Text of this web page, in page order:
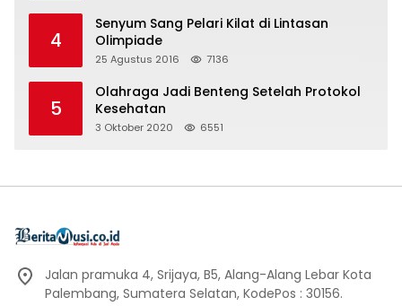
4
Senyum Sang Pelari Kilat di Lintasan
Olimpiade
25 Agustus 2016 7136
5
Olahraga Jadi Benteng Setelah Protokol
Kesehatan
3 Oktober 2020 6551
Jalan pramuka 4, Srijaya, B5, Alang-Alang Lebar Kota
Palembang, Sumatera Selatan, KodePos : 30156.